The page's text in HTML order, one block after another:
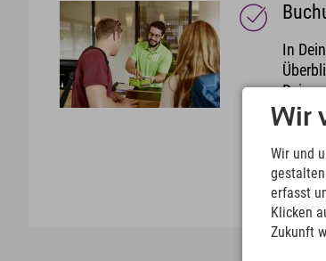
In
zu
neue
Dank
Wir
Wir und
erfasst
Klicken
Zukunft